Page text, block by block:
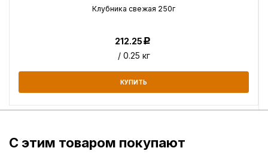
Клубника свежая 250г
212.25Р
/ 0.25 кг
КУПИТЬ
С этим товаром покупают